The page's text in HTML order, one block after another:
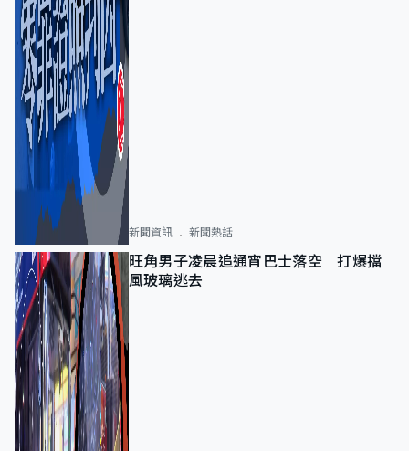
新聞資訊 新聞熱話
旺角男子凌晨追通宵巴士落空 打爆擋
風玻璃逃去